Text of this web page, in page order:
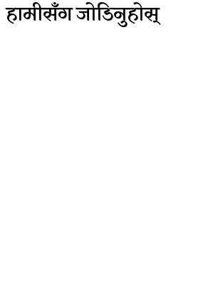
हामीसँग जोडिनुहोस्